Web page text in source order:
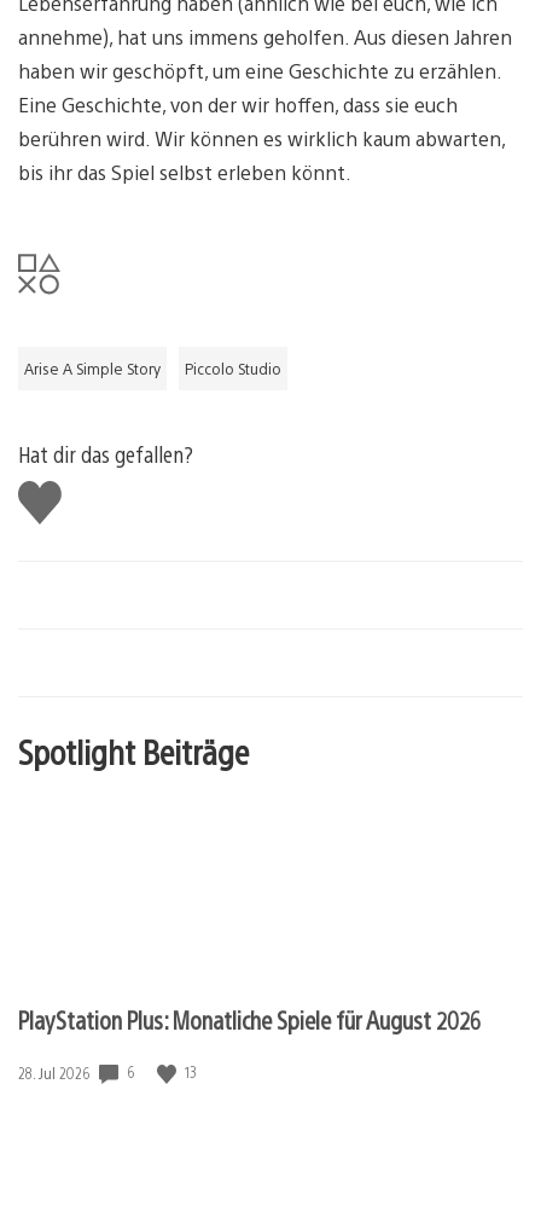
annehme), hat uns immens geholfen. Aus diesen Jahren
haben wir geschöpft, um eine Geschichte zu erzählen.
Eine Geschichte, von der wir hoffen, dass sie euch
berühren wird. Wir können es wirklich kaum abwarten,
bis ihr das Spiel selbst erleben könnt.
Arise A Simple Story Piccolo Studio
Hat dir das gefallen?
Gefällt
mir
Spotlight Beiträge
PlayStation Plus: Monatliche Spiele für August 2026
Veröffentlichungsdatum:
28. Jul 2026 6 13